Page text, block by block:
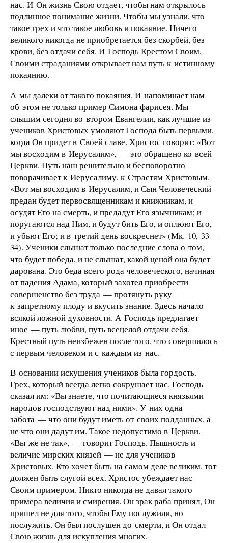
нас. И Он жизнь Свою отдает, чтобы нам открылось
подлинное понимание жизни. Чтобы мы узнали, что
такое грех и что такое любовь и покаяние. Ничего
великого никогда не приобретается без скорбей, без
крови, без отдачи себя. И Господь Крестом Своим,
Своими страданиями открывает нам путь к истинному
покаянию.
А мы далеки от такого покаяния. И напоминает нам
об этом не только пример Симона фарисея. Мы
слышим сегодня во втором Евангелии, как лучшие из
учеников Христовых умоляют Господа быть первыми,
когда Он придет в Своей славе. Христос говорит: «Вот
мы восходим в Иерусалим», — это обращено ко всей
Церкви. Путь наш решительно и бесповоротно
поворачивает к Иерусалиму, к Страстям Христовым.
«Вот мы восходим в Иерусалим, и Сын Человеческий
предан будет первосвященникам и книжникам, и
осудят Его на смерть, и предадут Его язычникам; и
поругаются над Ним, и будут бить Его, и оплюют Его,
и убьют Его; и в третий день воскреснет» (Мк. 10, 33—
34). Ученики слышат только последние слова о том,
что будет победа, и не слышат, какой ценой она будет
дарована. Это беда всего рода человеческого, начиная
от падения Адама, который захотел приобрести
совершенство без труда — протянуть руку
к запретному плоду и вкусить знание. Здесь начало
всякой ложной духовности. А Господь предлагает
иное — путь любви, путь всецелой отдачи себя.
Крестный путь неизбежен после того, что совершилось
с первым человеком и с каждым из нас.
В основании искушения учеников была гордость.
Грех, который всегда легко сокрушает нас. Господь
сказал им: «Вы знаете, что почитающиеся князьями
народов господствуют над ними». У них одна
забота — что они будут иметь от своих подданных, а
не что они дадут им. Такое недопустимо в Церкви.
«Вы же не так», — говорит Господь. Пышность и
величие мирских князей — не для учеников
Христовых. Кто хочет быть на самом деле великим, тот
должен быть слугой всех. Христос убеждает нас
Своим примером. Никто никогда не давал такого
примера величия и смирения. Он зрак раба принял, Он
пришел не для того, чтобы Ему послужили, но
послужить. Он был послушен до смерти, и Он отдал
Свою жизнь для искупления многих.